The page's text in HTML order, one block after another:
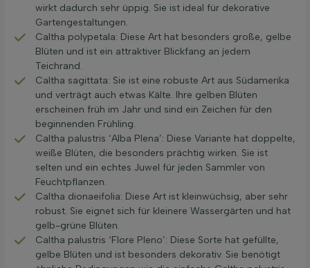
wirkt dadurch sehr üppig. Sie ist ideal für dekorative
Gartengestaltungen.
Caltha polypetala: Diese Art hat besonders große, gelbe
Blüten und ist ein attraktiver Blickfang an jedem
Teichrand.
Caltha sagittata: Sie ist eine robuste Art aus Südamerika
und verträgt auch etwas Kälte. Ihre gelben Blüten
erscheinen früh im Jahr und sind ein Zeichen für den
beginnenden Frühling.
Caltha palustris ‘Alba Plena’: Diese Variante hat doppelte,
weiße Blüten, die besonders prächtig wirken. Sie ist
selten und ein echtes Juwel für jeden Sammler von
Feuchtpflanzen.
Caltha dionaeifolia: Diese Art ist kleinwüchsig, aber sehr
robust. Sie eignet sich für kleinere Wassergärten und hat
gelb-grüne Blüten.
Caltha palustris ‘Flore Pleno’: Diese Sorte hat gefüllte,
gelbe Blüten und ist besonders dekorativ. Sie benötigt